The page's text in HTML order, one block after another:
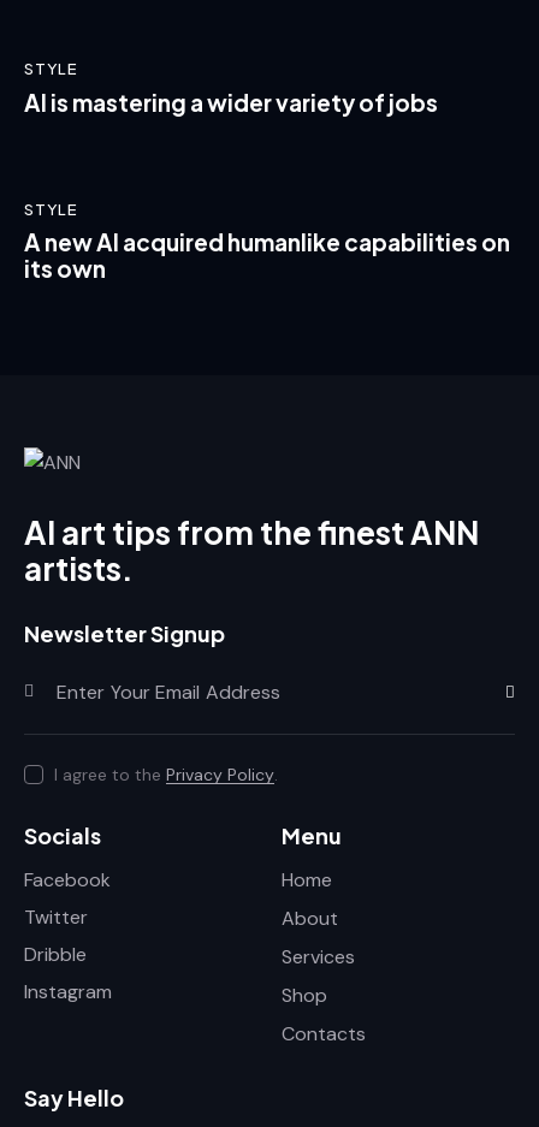
STYLE
AI is mastering a wider variety of jobs
STYLE
A new AI acquired humanlike capabilities on
its own
AI art tips from the finest ANN
artists.
Newsletter Signup
I agree to the Privacy Policy.
Socials
Facebook
Twitter
Dribble
Instagram
Menu
Home
About
Services
Shop
Contacts
Say Hello